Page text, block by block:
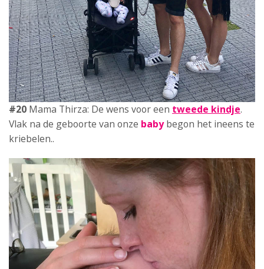
#21Mama Leonie: Na eenrampzalige bevallingen
niet zo’n blije baby, heb ik moeten wennen aan het
moederschap…